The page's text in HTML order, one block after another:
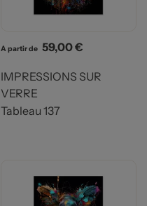
A partir de Prix
59,00 €
IMPRESSIONS SUR
VERRE
Tableau 137